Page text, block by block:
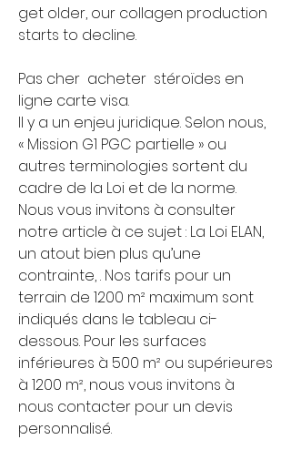
get older, our collagen production
starts to decline.
Pas cher  acheter  stéroïdes en
ligne carte visa.
Il y a un enjeu juridique. Selon nous,
« Mission G1 PGC partielle » ou
autres terminologies sortent du
cadre de la Loi et de la norme.
Nous vous invitons à consulter
notre article à ce sujet : La Loi ELAN,
un atout bien plus qu’une
contrainte, . Nos tarifs pour un
terrain de 1200 m² maximum sont
indiqués dans le tableau ci-
dessous. Pour les surfaces
inférieures à 500 m² ou supérieures
à 1200 m², nous vous invitons à
nous contacter pour un devis
personnalisé.